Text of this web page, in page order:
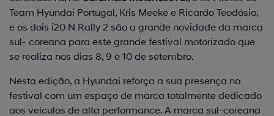
Team Hyundai Portugal, Kris Meeke e Ricardo Teodósio,
e os dois i20 N Rally 2 são a grande novidade da marca
sul- coreana para este grande festival motorizado que
se realiza nos dias 8, 9 e 10 de setembro.
Nesta edição, a Hyundai reforça a sua presença no
festival com um espaço de marca totalmente dedicado
aos veículos de alta performance. A marca sul-coreana